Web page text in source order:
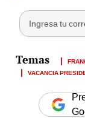
VACANCIA